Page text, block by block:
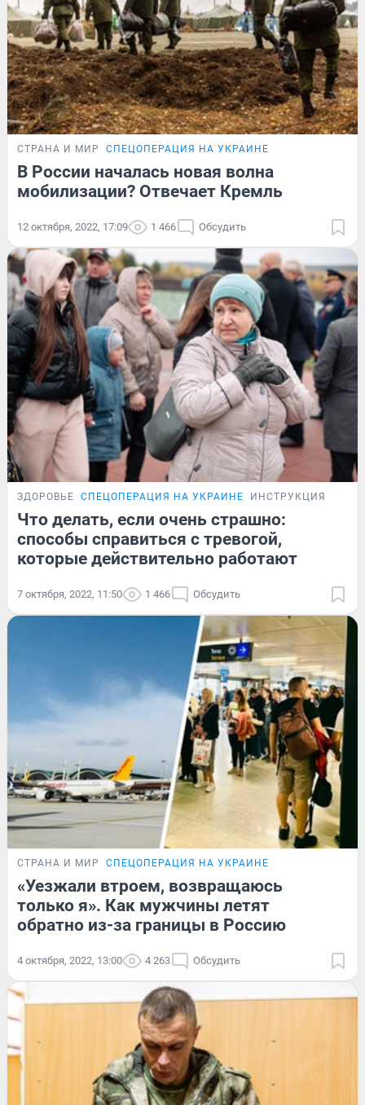
СТРАНА И МИР СПЕЦОПЕРАЦИЯ НА УКРАИНЕ
В России началась новая волна
мобилизации? Отвечает Кремль
12 октября, 2022, 17:09 1 466 Обсудить
ЗДОРОВЬЕ СПЕЦОПЕРАЦИЯ НА УКРАИНЕ ИНСТРУКЦИЯ
Что делать, если очень страшно:
способы справиться с тревогой,
которые действительно работают
7 октября, 2022, 11:50 1 466 Обсудить
СТРАНА И МИР СПЕЦОПЕРАЦИЯ НА УКРАИНЕ
«Уезжали втроем, возвращаюсь
только я». Как мужчины летят
обратно из-за границы в Россию
4 октября, 2022, 13:00 4 263 Обсудить